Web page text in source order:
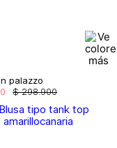
palazzo
$ 298.900